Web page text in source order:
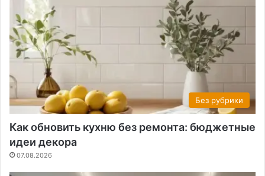
Без рубрики
Как обновить кухню без ремонта: бюджетные
идеи декора
07.08.2026